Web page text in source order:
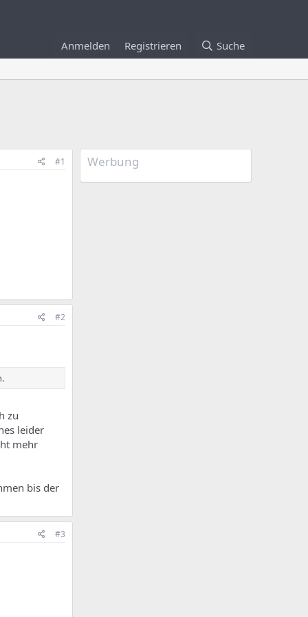
Anmelden Registrieren Suche
#1
#2
zu
leider
mehr
bis der
#3
Werbung